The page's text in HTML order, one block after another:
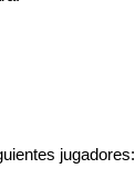
jugadores: